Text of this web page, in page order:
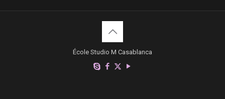
École Studio M Casablanca